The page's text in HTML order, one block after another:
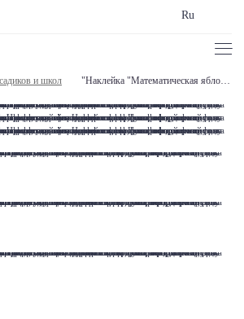
Ru
и школ "Наклейка "Математическая яблоня"